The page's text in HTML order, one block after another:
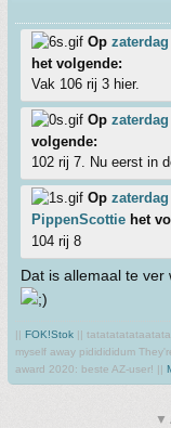
Op
het volgende:
Vak 106 rij 3 hier.
Op
volgende:
102 rij 7. Nu eerst in
Op
PippenScottie het
104 rij 8
Dat is allemaal te
|| FOK!Stok ||
myself away pididididum
award 2020: beste AZ-user! ||
▼